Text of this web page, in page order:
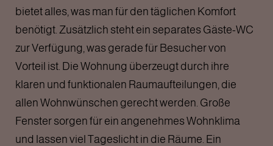
bietet alles, was man für den täglichen Komfort
benötigt. Zusätzlich steht ein separates Gäste-WC
zur Verfügung, was gerade für Besucher von
Vorteil ist. Die Wohnung überzeugt durch ihre
klaren und funktionalen Raumaufteilungen, die
allen Wohnwünschen gerecht werden. Große
Fenster sorgen für ein angenehmes Wohnklima
und lassen viel Tageslicht in die Räume. Ein